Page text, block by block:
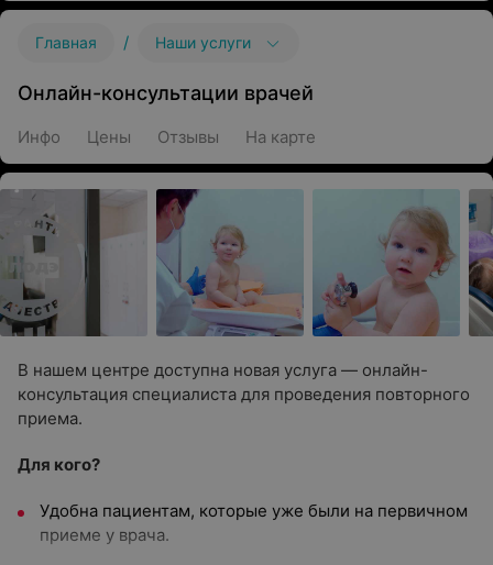
Главная / Наши услуги
Онлайн-консультации врачей
Инфо Цены Отзывы На карте
В нашем центре доступна новая услуга — онлайн-
консультация специалиста для проведения повторного
приема.
Для кого?
Удобна пациентам, которые уже были на первичном
приеме у врача.